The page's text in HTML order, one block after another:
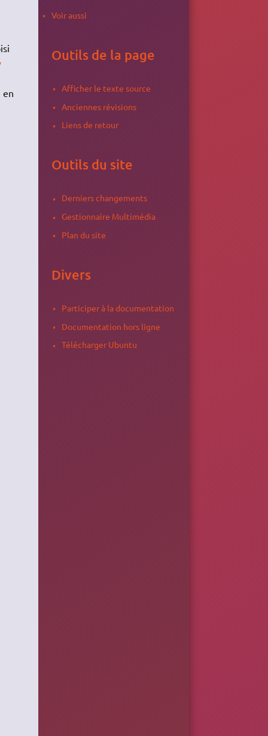
en
Voir aussi
Outils de la page
Afficher le texte source
Anciennes révisions
Liens de retour
Outils du site
Derniers changements
Gestionnaire Multimédia
Plan du site
Divers
Participer à la documentation
Documentation hors ligne
Télécharger Ubuntu